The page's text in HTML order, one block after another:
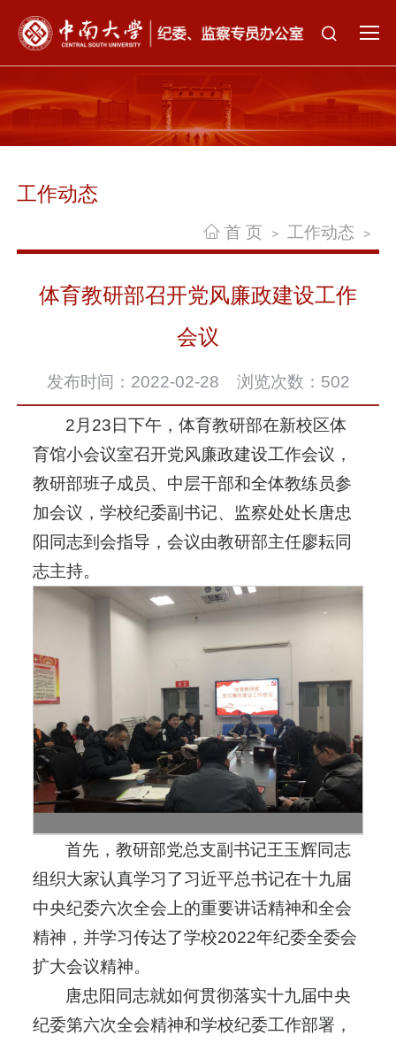
工作动态
首 页 > 工作动态 >
体育教研部召开党风廉政建设工作
会议
发布时间：2022-02-28 浏览次数： 502
2月23日下午，体育教研部在新校区体
育馆小会议室召开党风廉政建设工作会议，
教研部班子成员、中层干部和全体教练员参
加会议，学校纪委副书记、监察处处长唐忠
阳同志到会指导，会议由教研部主任廖耘同
志主持。
首先，教研部党总支副书记王玉辉同志
组织大家认真学习了习近平总书记在十九届
中央纪委六次全会上的重要讲话精神和全会
精神，并学习传达了学校2022年纪委全委会
扩大会议精神。
唐忠阳同志就如何贯彻落实十九届中央
纪委第六次全会精神和学校纪委工作部署，